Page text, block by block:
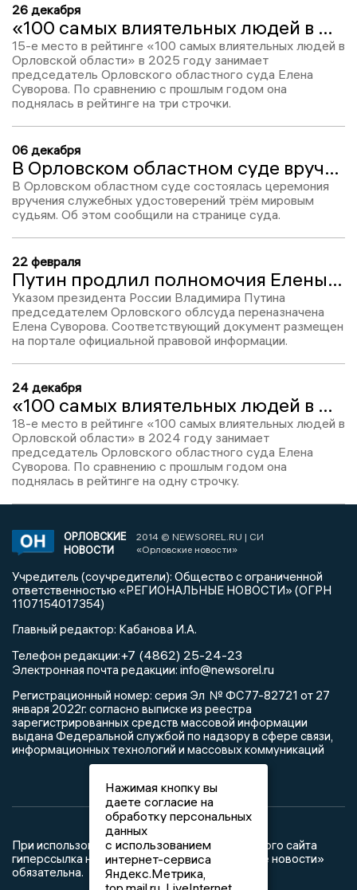
26 декабря
«100 самых влиятельных людей в Орловской области-2025»: Елена Суворова – 15
15-е место в рейтинге «100 самых влиятельных людей в
Орловской области» в 2025 году занимает
председатель Орловского областного суда Елена
Суворова. По сравнению с прошлым годом она
поднялась в рейтинге на три строчки.
06 декабря
В Орловском областном суде вручили удостоверения новым мировым судьям
В Орловском областном суде состоялась церемония
вручения служебных удостоверений трём мировым
судьям. Об этом сообщили на странице суда.
22 февраля
Путин продлил полномочия Елены Суворовой на посту председателя Орловского облсуда
Указом президента России Владимира Путина
председателем Орловского облсуда переназначена
Елена Суворова. Соответствующий документ размещен
на портале официальной правовой информации.
24 декабря
«100 самых влиятельных людей в Орловской области-2024»: Елена Суворова – 18
18-е место в рейтинге «100 самых влиятельных людей в
Орловской области» в 2024 году занимает
председатель Орловского областного суда Елена
Суворова. По сравнению с прошлым годом она
поднялась в рейтинге на одну строчку.
ОРЛОВСКИЕ
НОВОСТИ
2014 © NEWSOREL.RU | СИ
«Орловские новости»
Учредитель (соучредители): Общество с ограниченной
ответственностью «РЕГИОНАЛЬНЫЕ НОВОСТИ» (ОГРН
1107154017354)
Главный редактор: Кабанова И.А.
Телефон редакции:+7 (4862) 25-24-23
Электронная почта редакции: info@newsorel.ru
Регистрационный номер: серия Эл № ФС77-82721 от 27
января 2022г. согласно выписке из реестра
зарегистрированных средств массовой информации
выдана Федеральной службой по надзору в сфере связи,
информационных технологий и массовых коммуникаций
При использовании любого материала с данного сайта
гиперссылка на Сетевое издание «Орловские новости»
обязательна.
Нажимая кнопку вы
даете согласие на
обработку персональных
данных
с использованием
интернет-сервиса
Яндекс.Метрика,